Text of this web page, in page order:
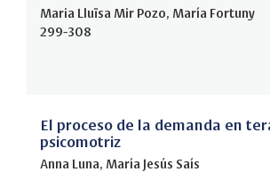
Maria Lluïsa Mir Pozo, María Fortuny
299-308
El proceso de la demanda en
psicomotriz
Anna Luna, María Jesús Saís